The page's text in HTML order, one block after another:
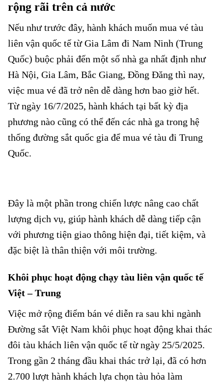
rộng rãi trên cả nước
Nếu như trước đây, hành khách muốn mua vé tàu
liên vận quốc tế từ Gia Lâm đi Nam Ninh (Trung
Quốc) buộc phải đến một số nhà ga nhất định như
Hà Nội, Gia Lâm, Bắc Giang, Đồng Đăng thì nay,
việc mua vé đã trở nên dễ dàng hơn bao giờ hết.
Từ ngày 16/7/2025, hành khách tại bất kỳ địa
phương nào cũng có thể đến các nhà ga trong hệ
thống đường sắt quốc gia để mua vé tàu đi Trung
Quốc.
Đây là một phần trong chiến lược nâng cao chất
lượng dịch vụ, giúp hành khách dễ dàng tiếp cận
với phương tiện giao thông hiện đại, tiết kiệm, và
đặc biệt là thân thiện với môi trường.
Khôi phục hoạt động chạy tàu liên vận quốc tế
Việt – Trung
Việc mở rộng điểm bán vé diễn ra sau khi ngành
Đường sắt Việt Nam khôi phục hoạt động khai thác
đôi tàu khách liên vận quốc tế từ ngày 25/5/2025.
Trong gần 2 tháng đầu khai thác trở lại, đã có hơn
2.700 lượt hành khách lựa chọn tàu hỏa làm